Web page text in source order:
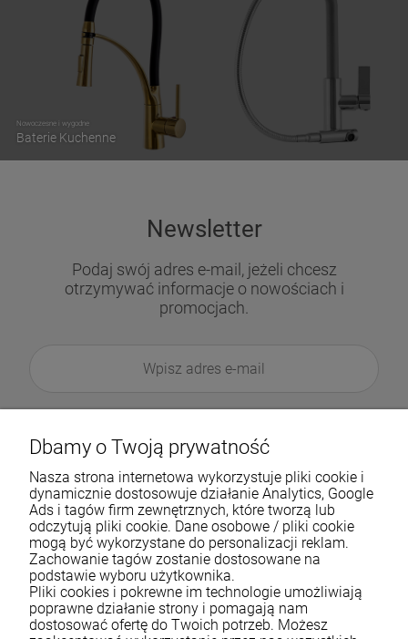
Nowoczesne i wygodne
Baterie Kuchenne
Newsletter
Podaj swój adres e-mail, jeżeli chcesz
otrzymywać informacje o nowościach i
promocjach.
Pomoc
Dbamy o Twoją prywatność
Nasza strona internetowa wykorzystuje pliki cookie i
dynamicznie dostosowuje działanie Analytics, Google
Ads i tagów firm zewnętrznych, które tworzą lub
odczytują pliki cookie. Dane osobowe / pliki cookie
mogą być wykorzystane do personalizacji reklam.
Zachowanie tagów zostanie dostosowane na
podstawie wyboru użytkownika.
Pliki cookies i pokrewne im technologie umożliwiają
poprawne działanie strony i pomagają nam
dostosować ofertę do Twoich potrzeb. Możesz